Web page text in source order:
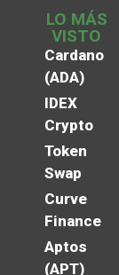
LO MÁS
VISTO
Cardano
(ADA)
IDEX
Crypto
Token
Swap
Curve
Finance
Aptos
(APT)